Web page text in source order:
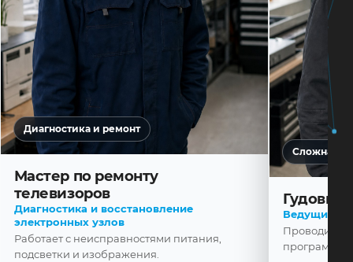
Диагностика и ремонт
Мастер по ремонту
телевизоров
Диагностика и восстановление
электронных узлов
Работает с неисправностями питания,
подсветки и изображения.
Сложная
Ведущий
Проводит